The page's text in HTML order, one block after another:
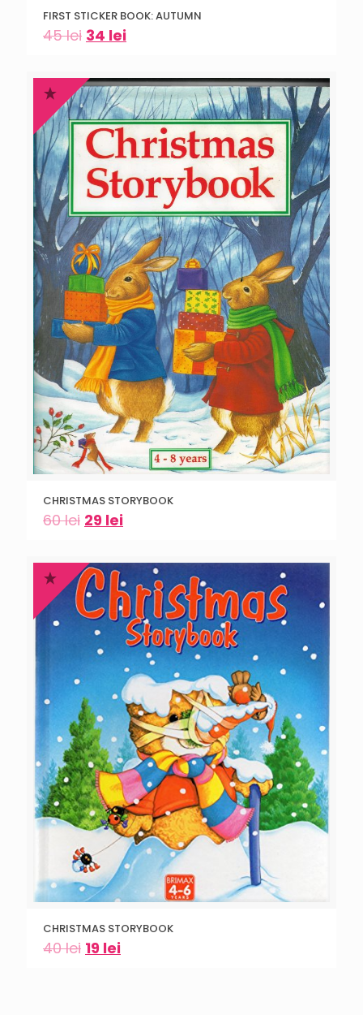
FIRST STICKER BOOK: AUTUMN
45lei 34 lei
CHRISTMAS STORYBOOK
60lei 29 lei
CHRISTMAS STORYBOOK
40lei 19 lei